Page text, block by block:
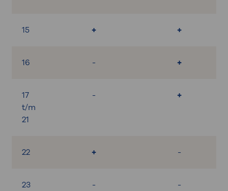
15 + +
16 - +
17
t/m
21
- +
22 + -
23 - -